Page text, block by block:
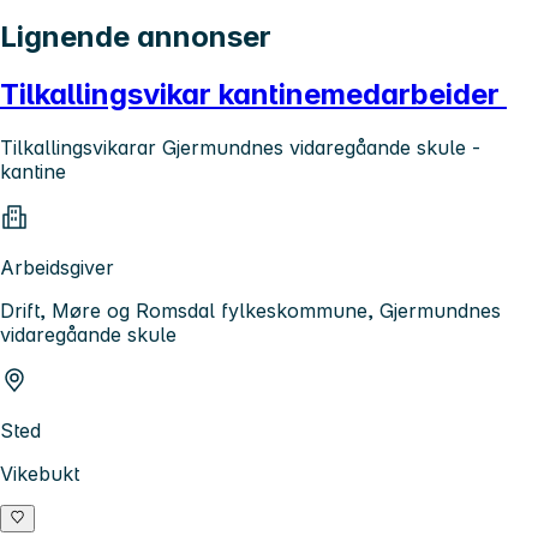
Lignende annonser
Tilkallingsvikar kantinemedarbeider
Tilkallingsvikarar Gjermundnes vidaregåande skule -
kantine
Arbeidsgiver
Drift, Møre og Romsdal fylkeskommune, Gjermundnes
vidaregåande skule
Sted
Vikebukt